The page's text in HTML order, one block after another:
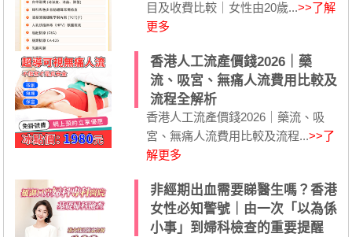
目及收費比較｜女性由20歲...>>了解
更多
香港人工流產價錢2026｜藥
流、吸宮、無痛人流費用比較及
流程全解析
香港人工流產價錢2026｜藥流、吸
宮、無痛人流費用比較及流程...>>了
解更多
非經期出血需要睇醫生嗎？香港
女性必知警號｜由一次「以為係
小事」到婦科檢查的重要提醒